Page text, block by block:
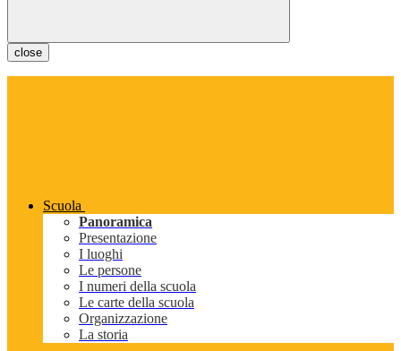
close
Scuola
Panoramica
Presentazione
I luoghi
Le persone
I numeri della scuola
Le carte della scuola
Organizzazione
La storia